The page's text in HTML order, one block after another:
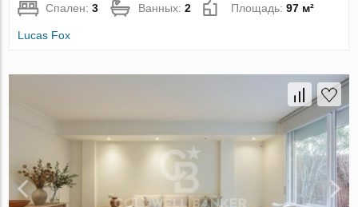
Спален:3 Ванных:2 Площадь:97 м²
Lucas Fox